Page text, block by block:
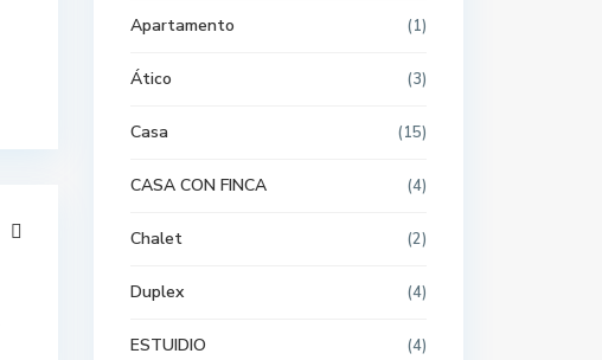
Apartamento (1)
Ático (3)
Casa (15)
CASA CON FINCA (4)
Chalet (2)
Duplex (4)
ESTUIDIO (4)